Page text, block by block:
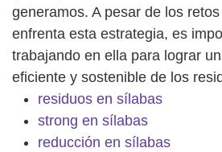
generamos. A pesar de los
enfrenta esta estrategia, es
trabajando en ella para lograr
eficiente y sostenible de los
residuos en sílabas
strong en sílabas
reducción en sílabas